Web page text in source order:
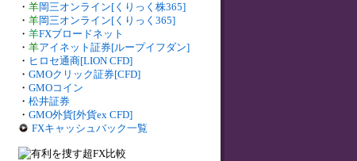
・ 羊岡三オンライン[くりっく株365]
・ 羊岡三オンライン[くりっく365]
・ 羊FXブロードネット
・ 羊アイネット証券[ループイフダン]
・ ヒロセ通商[LION CFD]
・ GMOクリック証券[CFD]
・ GMOコイン
・ 松井証券
・ GMO外貨[外貨ex CFD]
FXキャッシュバック一覧